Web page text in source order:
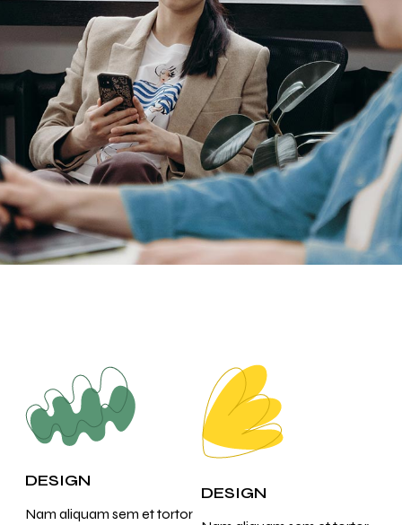
DESIGN
Nam aliquam sem et tortor
DESIGN